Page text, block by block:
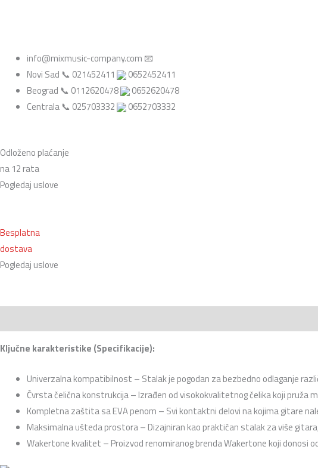
info@mixmusic-company.com 📧
Novi Sad 📞 021452411
0652452411
Beograd 📞 0112620478
0652620478
Centrala 📞 025703332
0652703332
Odloženo plaćanje
na 12 rata
Pogledaj uslove
Besplatna
dostava
Pogledaj uslove
Ključne karakteristike (Specifikacije):
Univerzalna kompatibilnost – Stalak je pogodan za bezbedno odlaganje
Čvrsta čelična konstrukcija– Izrađen od visokokvalitetnog čelika koji
Kompletna zaštita sa EVA penom – Svi kontaktni delovi na kojima gitare
Maksimalna ušteda prostora– Dizajniran kao praktičan stalak za više
Wakertone kvalitet – Proizvod renomiranog brenda Wakertone koji donosi